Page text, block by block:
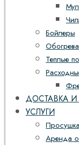
Бойлеры
Теплые
ДОСТАВКА
УСЛУГИ
Аренда